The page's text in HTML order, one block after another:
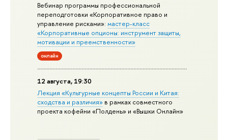
Вебинар программы профессиональной
переподготовки «Корпоративное право и
управление рисками»:мастер-класс
«Корпоративные опционы: инструмент защиты,
мотивации и преемственности»
онлайн
12 августа, 19:30
Лекция «Культурные концепты России и Китая:
сходства и различия» в рамках совместного
проекта кофейни «Полдень» и «Вышки Онлайн»